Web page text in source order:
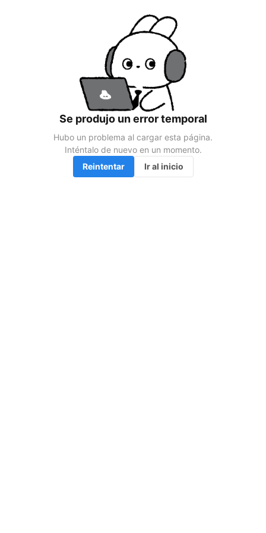
Se produjo un error temporal
Hubo un problema al cargar esta página.
Inténtalo de nuevo en un momento.
Reintentar
Ir al inicio